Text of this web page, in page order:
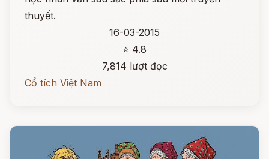
thuyết.
16-03-2015
⭐ 4.8
7,814 lượt đọc
Cổ tích Việt Nam